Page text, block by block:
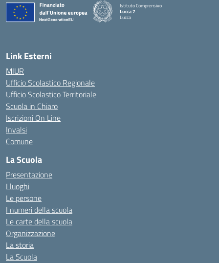
Istituto Comprensivo
Lucca 7
Lucca
Link Esterni
MIUR
Ufficio Scolastico Regionale
Ufficio Scolastico Territoriale
Scuola in Chiaro
Iscrizioni On Line
Invalsi
Comune
La Scuola
Presentazione
I luoghi
Le persone
I numeri della scuola
Le carte della scuola
Organizzazione
La storia
La Scuola